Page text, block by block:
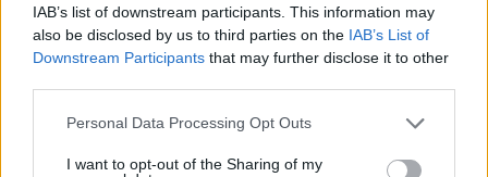
IAB’s list of downstream participants. This information may
also be disclosed by us to third parties on the IAB’s List of
Downstream Participants that may further disclose it to other
Please note that this website/app uses one or more Google
not limited to your visit or usage behaviour. You may click to
Personal Data Processing Opt Outs
I want to opt-out of the Sharing of my